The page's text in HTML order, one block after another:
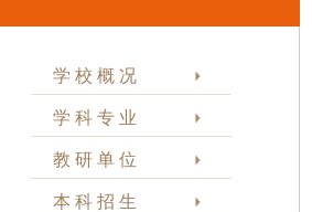
学 校 概 况
学 科 专 业
教 研 单 位
本 科 招 生